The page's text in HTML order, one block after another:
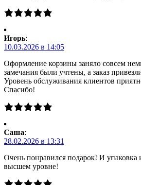
Игорь:
10.03.2026 в 14:05
Оформление корзины заняло совсем
замечания были учтены, а заказ
Уровень обслуживания клиентов
Спасибо!
Саша:
28.02.2026 в 13:31
Очень понравился подарок! И упаковка
высшем уровне!